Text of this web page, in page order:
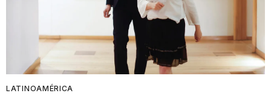
LATINOAMÉRICA